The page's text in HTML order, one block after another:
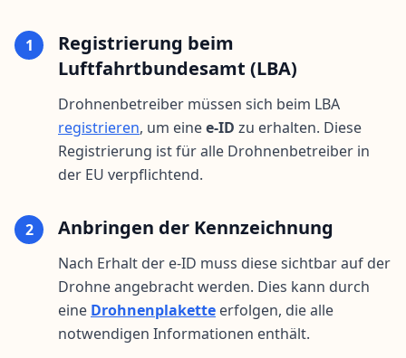
1
Registrierung beim
Luftfahrtbundesamt (LBA)
Drohnenbetreiber müssen sich beim LBA
registrieren, um einee-ID zu erhalten. Diese
Registrierung ist für alle Drohnenbetreiber in
der EU verpflichtend.
2 Anbringen der Kennzeichnung
Nach Erhalt der e-ID muss diese sichtbar auf der
Drohne angebracht werden. Dies kann durch
eine Drohnenplakette erfolgen, die alle
notwendigen Informationen enthält.